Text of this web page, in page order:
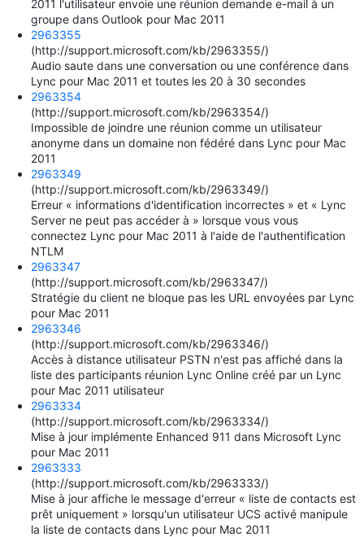
2011 l'utilisateur envoie une réunion demande e-mail à un
groupe dans Outlook pour Mac 2011
2963355
(http://support.microsoft.com/kb/2963355/)
Audio saute dans une conversation ou une conférence dans
Lync pour Mac 2011 et toutes les 20 à 30 secondes
2963354
(http://support.microsoft.com/kb/2963354/)
Impossible de joindre une réunion comme un utilisateur
anonyme dans un domaine non fédéré dans Lync pour Mac
2011
2963349
(http://support.microsoft.com/kb/2963349/)
Erreur « informations d'identification incorrectes » et « Lync
Server ne peut pas accéder à » lorsque vous vous
connectez Lync pour Mac 2011 à l'aide de l'authentification
NTLM
2963347
(http://support.microsoft.com/kb/2963347/)
Stratégie du client ne bloque pas les URL envoyées par Lync
pour Mac 2011
2963346
(http://support.microsoft.com/kb/2963346/)
Accès à distance utilisateur PSTN n'est pas affiché dans la
liste des participants réunion Lync Online créé par un Lync
pour Mac 2011 utilisateur
2963334
(http://support.microsoft.com/kb/2963334/)
Mise à jour implémente Enhanced 911 dans Microsoft Lync
pour Mac 2011
2963333
(http://support.microsoft.com/kb/2963333/)
Mise à jour affiche le message d'erreur « liste de contacts est
prêt uniquement » lorsqu'un utilisateur UCS activé manipule
la liste de contacts dans Lync pour Mac 2011